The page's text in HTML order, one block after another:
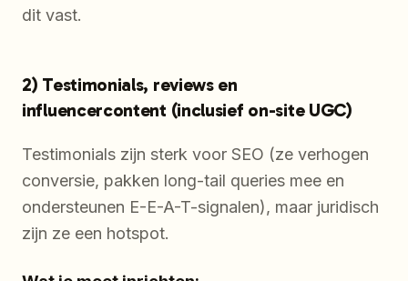
dit vast.
2) Testimonials, reviews en
influencercontent (inclusief on-site UGC)
Testimonials zijn sterk voor SEO (ze verhogen
conversie, pakken long-tail queries mee en
ondersteunen E-E-A-T-signalen), maar juridisch
zijn ze een hotspot.